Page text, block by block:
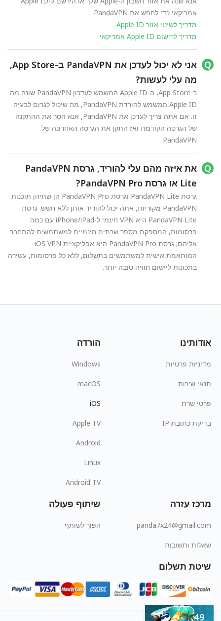
אמריקאי כדי לחפש את PandaVPN.
מדריך לשינוי אזור Apple ID
מדריך לרישום Apple ID אמריקאי
אני לא יכול לעדכן את PandaVPN ב-App Store,
מה עלי לעשות?
ב-App Store, ה-Apple ID המשמש לעדכון PandaVPN שונה מה-
Apple ID המשמש להורדת PandaVPN, מה שיכול לגרום לבעיה
זו. אם אתה צריך לעדכן את PandaVPN, אנא הסר את ההתקנה
של הגרסה הקודמת ואז התקן את הגרסה האחרונה של
PandaVPN.
את איזה מהם עלי להוריד, גרסת PandaVPN
Lite או גרסת PandaVPN Pro?
גרסת PandaVPN Lite וגרסת PandaVPN Pro הן שתיהן תוכנות
PandaVPN מקוריות, אתה יכול להוריד אותן ללא חשש. גרסת
PandaVPN Lite היא VPN חינמי ל-iPhone/iPad עם כמה
פרסומות, המספקת מספר שרתים חינמיים למשתמשים להתחבר
אליהם; גרסת PandaVPN Pro היא אפליקציית iOS VPN
המותאמת אישית למשתמשים בתשלום, ללא כל פרסומות, עשירה
בתכונות ליישום חוויה טובה יותר.
$2.49/חודש
Get
אודותינו
מדיניות פרטיות
תנאי שירות
פרטי שרת
בדיקת כתובת IP
הורדה
Windows
macOS
iOS
Apple TV
Android
Linux
Android TV
מרכז עזרה
panda7x24@gmail.com
שאלות ותשובות
שיתוף פעולה
הפוך לשותף
שיטת תשלום